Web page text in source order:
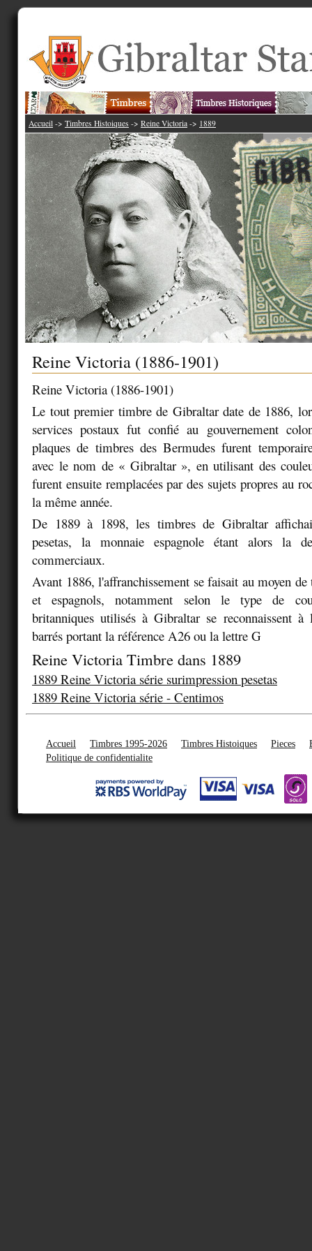
Accueil -> Timbres Histoiques -> Reine Victoria -> 1889
Reine Victoria (1886-1901)
Reine Victoria (1886-1901)
Le tout premier timbre de Gibraltar date de 1886,
services postaux fut confié au gouvernement
plaques de timbres des Bermudes furent
avec le nom de « Gibraltar », en utilisant des
furent ensuite remplacées par des sujets propres au
la même année.
De 1889 à 1898, les timbres de Gibraltar
pesetas, la monnaie espagnole étant alors la
commerciaux.
Avant 1886, l'affranchissement se faisait au moyen
et espagnols, notamment selon le type de
britanniques utilisés à Gibraltar se reconnaissent à
barrés portant la référence A26 ou la lettre G
Reine Victoria Timbre dans 1889
1889 Reine Victoria série surimpression pesetas
1889 Reine Victoria série - Centimos
Accueil Timbres 1995-2026 Timbres Histoiques Pieces
Politique de confidentialite